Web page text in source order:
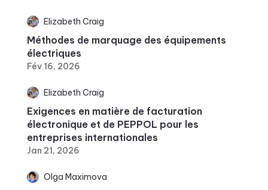
Elizabeth Craig
Méthodes de marquage des équipements
électriques
Fév 16, 2026
Elizabeth Craig
Exigences en matière de facturation
électronique et de PEPPOL pour les
entreprises internationales
Jan 21, 2026
Olga Maximova